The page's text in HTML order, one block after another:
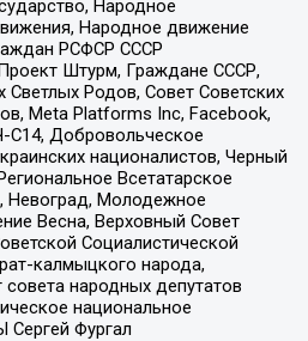
Народное
Народное движение
РСФСР СССР
Штурм, Граждане СССР,
Родов, Совет Советских
Meta Platforms Inc, Facebook,
С14, Добровольческое
националистов, Черный
Всетатарское
Невоград, Молодежное
Весна, Верховный Совет
Социалистической
калмыцкого народа,
народных депутатов
национальное
Фургал